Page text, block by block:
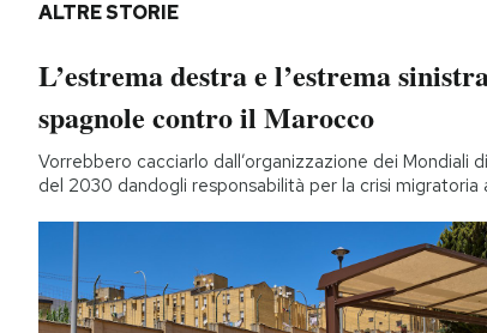
ALTRE STORIE
L’estrema destra e l’estrema
spagnole contro il Marocco
Vorrebbero cacciarlo dall’organizzazione dei Mondiali
del 2030 dandogli responsabilità per la crisi migratoria